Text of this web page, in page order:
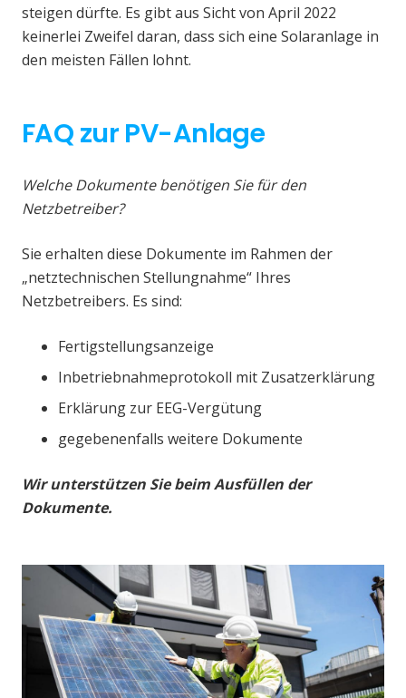
steigen dürfte. Es gibt aus Sicht von April 2022
keinerlei Zweifel daran, dass sich eine Solaranlage in
den meisten Fällen lohnt.
FAQ zur PV-Anlage
Welche Dokumente benötigen Sie für den
Netzbetreiber?
Sie erhalten diese Dokumente im Rahmen der
„netztechnischen Stellungnahme“ Ihres
Netzbetreibers. Es sind:
Fertigstellungsanzeige
Inbetriebnahmeprotokoll mit Zusatzerklärung
Erklärung zur EEG-Vergütung
gegebenenfalls weitere Dokumente
Wir unterstützen Sie beim Ausfüllen der
Dokumente.